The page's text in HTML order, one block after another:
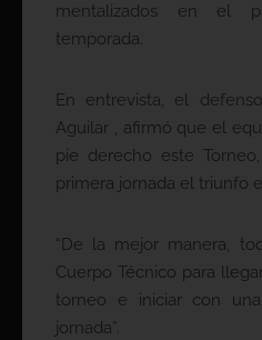
mentalizados en el
temporada.
En entrevista, el
Aguilar , afirmó que el
pie derecho este
primera jornada el triunfo
“De la mejor manera,
Cuerpo Técnico para
torneo e iniciar con
jornada”.